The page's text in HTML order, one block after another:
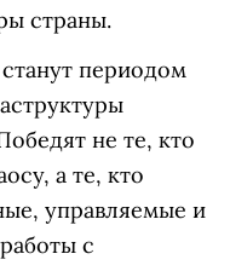
страны.
периодом
не те, кто
а те, кто
управляемые и
с